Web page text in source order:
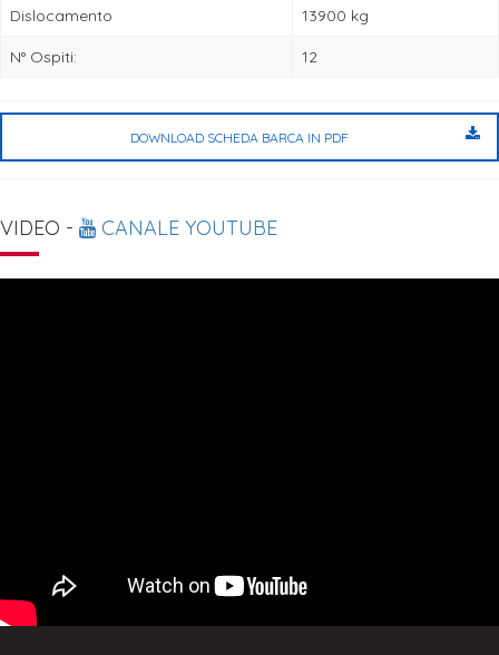
Dislocamento 13900 kg
N° Ospiti: 12
DOWNLOAD SCHEDA BARCA IN PDF
VIDEO - CANALE YOUTUBE